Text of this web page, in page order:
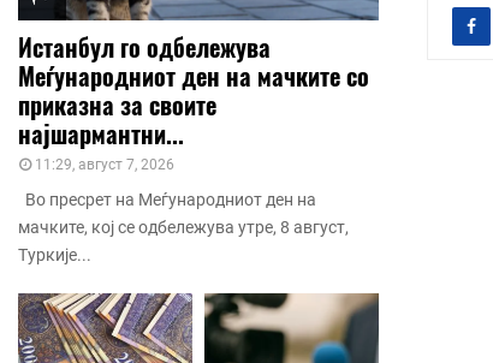
Истанбул го одбележува
Меѓународниот ден на мачките со
приказна за своите
најшармантни...
11:29, август 7, 2026
Во пресрет на Меѓународниот ден на
мачките, кој се одбележува утре, 8 август,
Туркије...